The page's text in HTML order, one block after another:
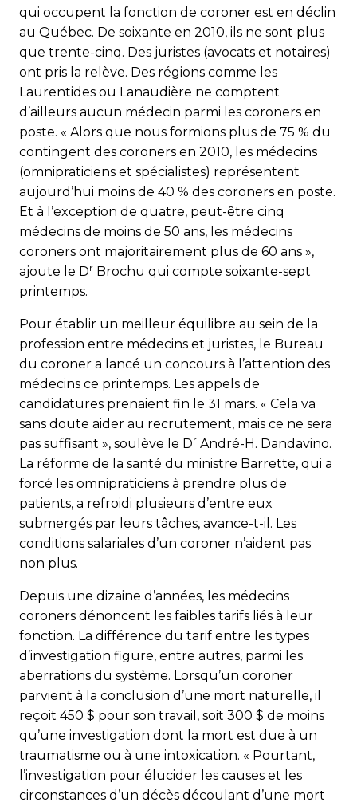
qui occupent la fonction de coroner est en déclin
au Québec. De soixante en 2010, ils ne sont plus
que trente-cinq. Des juristes (avocats et notaires)
ont pris la relève. Des régions comme les
Laurentides ou Lanaudière ne comptent
d’ailleurs aucun médecin parmi les coroners en
poste. « Alors que nous formions plus de 75 % du
contingent des coroners en 2010, les médecins
(omnipraticiens et spécialistes) représentent
aujourd’hui moins de 40 % des coroners en poste.
Et à l’exception de quatre, peut-être cinq
médecins de moins de 50 ans, les médecins
coroners ont majoritairement plus de 60 ans »,
ajoute le Dr Brochu qui compte soixante-sept
printemps.
Pour établir un meilleur équilibre au sein de la
profession entre médecins et juristes, le Bureau
du coroner a lancé un concours à l’attention des
médecins ce printemps. Les appels de
candidatures prenaient fin le 31 mars. « Cela va
sans doute aider au recrutement, mais ce ne sera
pas suffisant », soulève le Dr André-H. Dandavino.
La réforme de la santé du ministre Barrette, qui a
forcé les omnipraticiens à prendre plus de
patients, a refroidi plusieurs d’entre eux
submergés par leurs tâches, avance-t-il. Les
conditions salariales d’un coroner n’aident pas
non plus.
Depuis une dizaine d’années, les médecins
coroners dénoncent les faibles tarifs liés à leur
fonction. La différence du tarif entre les types
d’investigation figure, entre autres, parmi les
aberrations du système. Lorsqu’un coroner
parvient à la conclusion d’une mort naturelle, il
reçoit 450 $ pour son travail, soit 300 $ de moins
qu’une investigation dont la mort est due à un
traumatisme ou à une intoxication. « Pourtant,
l’investigation pour élucider les causes et les
circonstances d’un décès découlant d’une mort